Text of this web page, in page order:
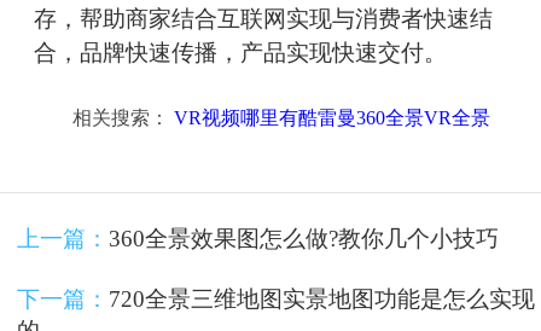
存，帮助商家结合互联网实现与消费者快速结
合，品牌快速传播，产品实现快速交付。
相关搜索： VR视频哪里有酷雷曼360全景VR全景
上一篇： 360全景效果图怎么做?教你几个小技巧
下一篇： 720全景三维地图实景地图功能是怎么实现